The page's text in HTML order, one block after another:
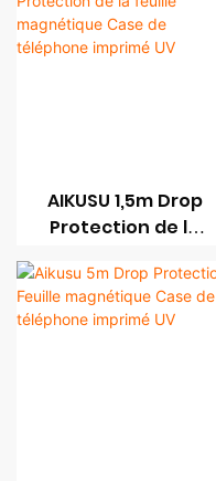
AIKUSU 1,5m Drop
Protection de la
Case de téléphone
imprimé UV